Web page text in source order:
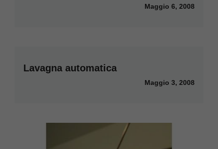
Maggio 6, 2008
Lavagna automatica
Maggio 3, 2008